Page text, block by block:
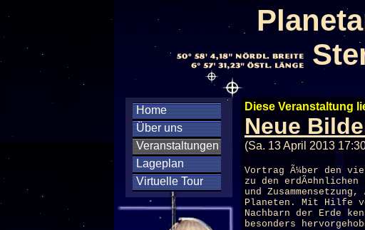
Home
Über uns
Veranstaltungen
Lageplan
Virtuelle Tour
Diese Veranstaltung
Neue
(Sa. 13 April 2013
Vortrag Ã¼ber den
zu den
und
Planeten. Mit Hilfe
Nachbarn der Erde
besonders